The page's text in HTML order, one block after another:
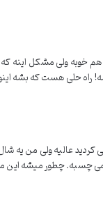
هم خوبه ولی مشکل اینه
حلی هست که بشه
عالیه ولی من یه
می چسبه. چطور میشه